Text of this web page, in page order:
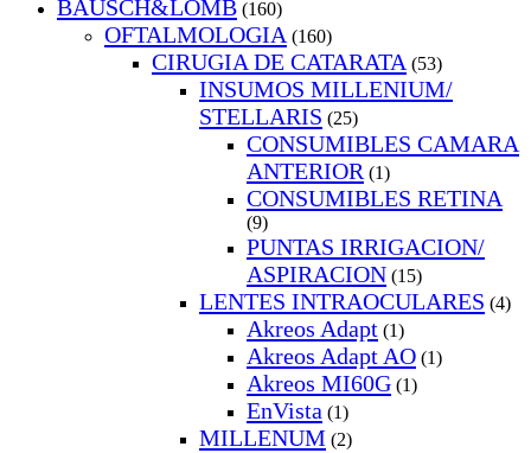
BAUSCH&LOMB (160)
OFTALMOLOGIA (160)
CIRUGIA DE CATARATA (53)
INSUMOS MILLENIUM/
STELLARIS (25)
CONSUMIBLES CAMARA
ANTERIOR (1)
CONSUMIBLES RETINA
(9)
PUNTAS IRRIGACION/
ASPIRACION (15)
LENTES INTRAOCULARES (4)
Akreos Adapt (1)
Akreos Adapt AO (1)
Akreos MI60G (1)
EnVista (1)
MILLENUM (2)